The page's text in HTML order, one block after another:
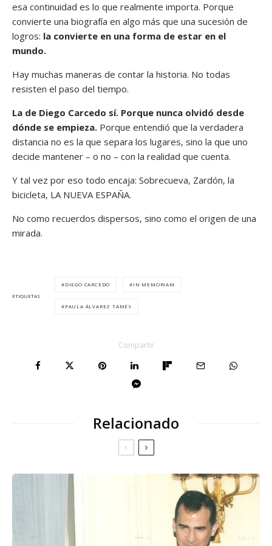
esa continuidad es lo que realmente importa. Porque
convierte una biografía en algo más que una sucesión de
logros: la convierte en una forma de estar en el
mundo.
Hay muchas maneras de contar la historia. No todas
resisten el paso del tiempo.
La de Diego Carcedo sí. Porque nunca olvidó desde
dónde se empieza. Porque entendió que la verdadera
distancia no es la que separa los lugares, sino la que uno
decide mantener – o no – con la realidad que cuenta.
Y tal vez por eso todo encaja: Sobrecueva, Zardón, la
bicicleta, LA NUEVA ESPAÑA.
No como recuerdos dispersos, sino como el origen de una
mirada.
ETIQUETAS
DIEGO CARCEDO IN MEMORIAM
PAULA ÁLVAREZ TAMÉS
Compartir
Relacionado